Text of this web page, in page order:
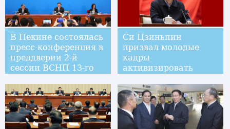
В Пекине состоялась
пресс-конференция в
преддверии 2-й
сессии ВСНП 13-го
Си Цзиньпин
призвал молодые
кадры
активизировать
развивать чувство
ответственности